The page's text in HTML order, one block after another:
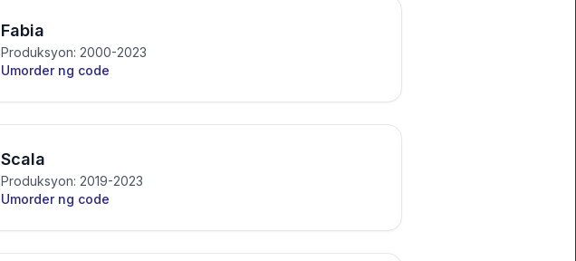
Fabia
Produksyon: 2000-2023
Umorder ng code
Scala
Produksyon: 2019-2023
Umorder ng code